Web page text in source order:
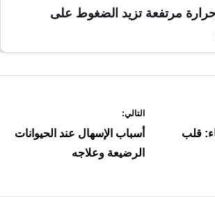
مرتفعة تزيد الضغوط على
قلب
التالي:
أسباب الإسهال عند الحيوانات
الرضيعة وعلاجه